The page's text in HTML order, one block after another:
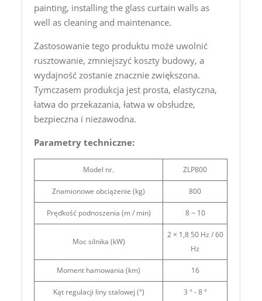
painting, installing the glass curtain walls as
well as cleaning and maintenance.
Zastosowanie tego produktu może uwolnić
rusztowanie, zmniejszyć koszty budowy, a
wydajność zostanie znacznie zwiększona.
Tymczasem produkcja jest prosta, elastyczna,
łatwa do przekazania, łatwa w obsłudze,
bezpieczna i niezawodna.
Parametry techniczne:
Model nr. ZLP800
Znamionowe obciążenie (kg) 800
Prędkość podnoszenia (m / min) 8 ~ 10
Moc silnika (kW)
2 × 1,8 50 Hz / 60
Hz
Moment hamowania (km) 16
Kąt regulacji liny stalowej (°) 3 ° - 8 °